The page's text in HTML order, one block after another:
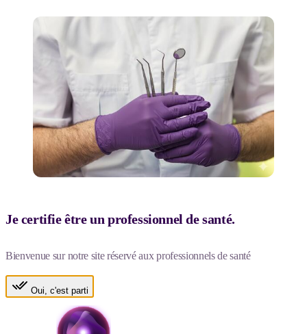
Je certifie être un professionnel de santé.
Bienvenue sur notre site réservé aux professionnels de santé
Oui, c'est parti